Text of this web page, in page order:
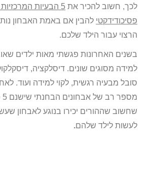
לכך, חשוב להכיר את
5 הבעיות
פסיכודידקטי להבין אם באמת האבחון
הרצוי עבור הילד שלכם.
בשנים האחרונות פגשתי מאות ילדים
למידה מסוגים שונים. דיסלקציה,
סובל מבעיה רגשית, לקוי למידה ועוד.
שחשוב שההורים יכירו בנוגע לאבחון
לעשות לילד שלהם.